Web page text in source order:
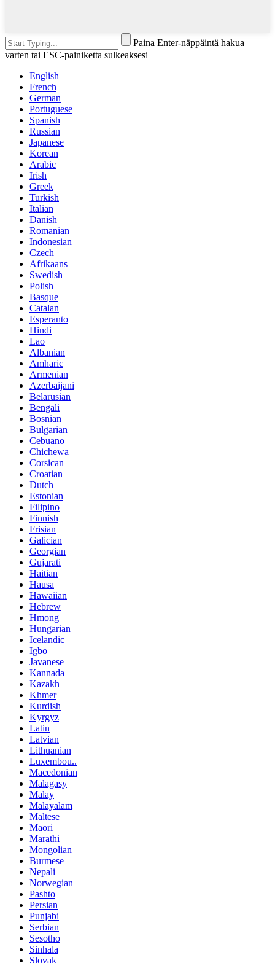
Paina Enter-näppäintä hakua
varten tai ESC-painiketta sulkeaksesi
English
French
German
Portuguese
Spanish
Russian
Japanese
Korean
Arabic
Irish
Greek
Turkish
Italian
Danish
Romanian
Indonesian
Czech
Afrikaans
Swedish
Polish
Basque
Catalan
Esperanto
Hindi
Lao
Albanian
Amharic
Armenian
Azerbaijani
Belarusian
Bengali
Bosnian
Bulgarian
Cebuano
Chichewa
Corsican
Croatian
Dutch
Estonian
Filipino
Finnish
Frisian
Galician
Georgian
Gujarati
Haitian
Hausa
Hawaiian
Hebrew
Hmong
Hungarian
Icelandic
Igbo
Javanese
Kannada
Kazakh
Khmer
Kurdish
Kyrgyz
Latin
Latvian
Lithuanian
Luxembou..
Macedonian
Malagasy
Malay
Malayalam
Maltese
Maori
Marathi
Mongolian
Burmese
Nepali
Norwegian
Pashto
Persian
Punjabi
Serbian
Sesotho
Sinhala
Slovak